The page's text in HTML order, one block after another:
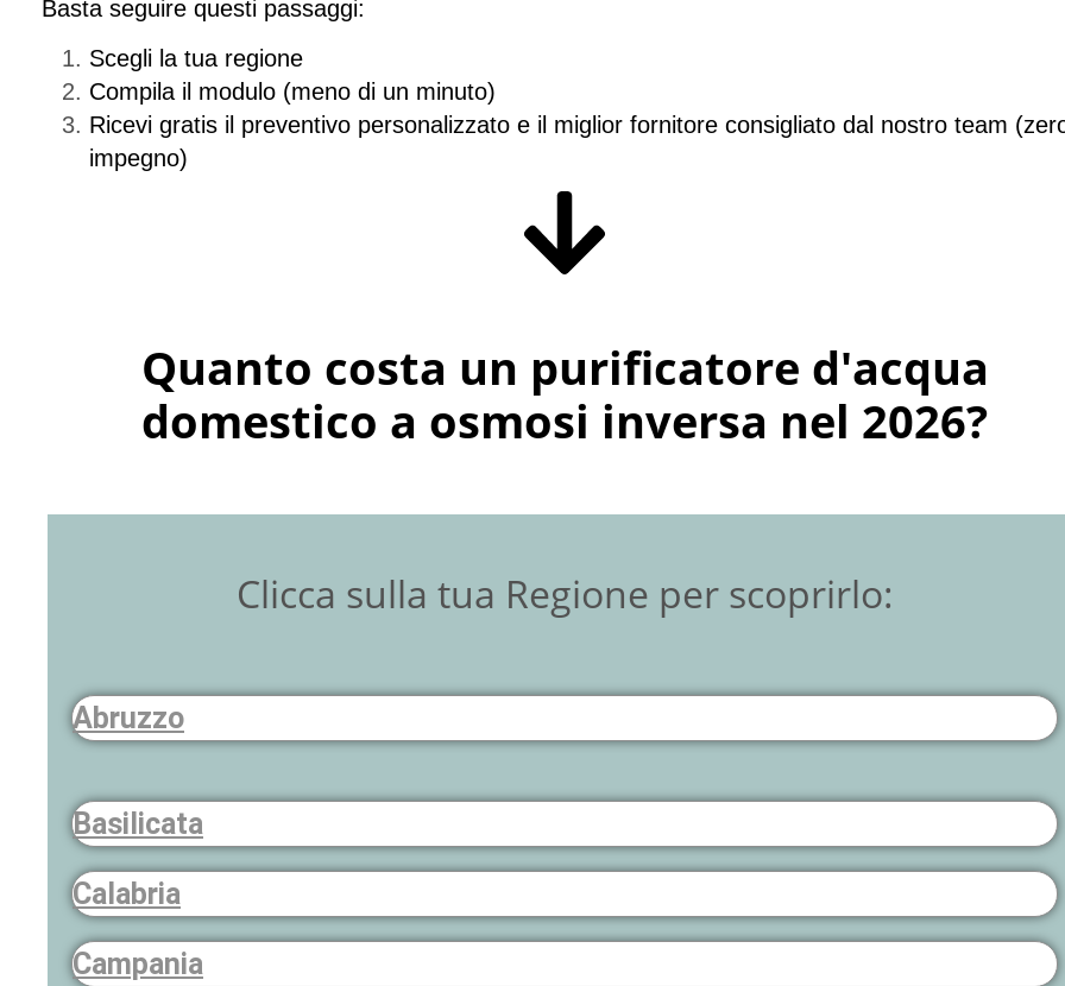
Basta seguire questi passaggi:
Scegli la tua regione
Compila il modulo (meno di un minuto)
Ricevi gratis il preventivo personalizzato e il miglior fornitore consigliato dal nostro team (
impegno)
Quanto costa un purificatore d'acqua
domestico a osmosi inversa nel 2026?
Clicca sulla tua Regione per scoprirlo:
Abruzzo
Basilicata
Calabria
Campania